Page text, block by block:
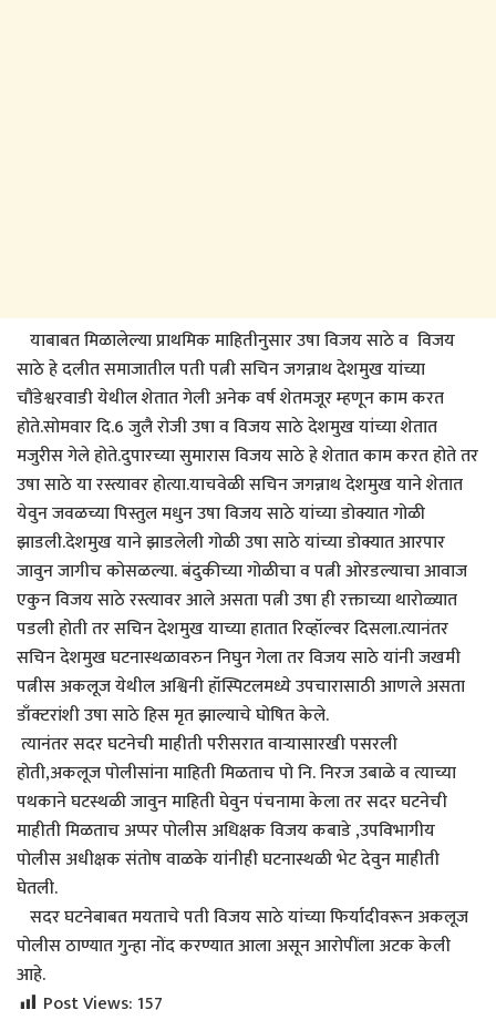
याबाबत मिळालेल्या प्राथमिक माहितीनुसार उषा विजय साठे व विजय
साठे हे दलीत समाजातील पती पत्नी सचिन जगन्नाथ देशमुख यांच्या
चौंडेश्वरवाडी येथील शेतात गेली अनेक वर्ष शेतमजूर म्हणून काम करत
होते.सोमवार दि.6 जुलै रोजी उषा व विजय साठे देशमुख यांच्या शेतात
मजुरीस गेले होते.दुपारच्या सुमारास विजय साठे हे शेतात काम करत होते तर
उषा साठे या रस्त्यावर होत्या.याचवेळी सचिन जगन्नाथ देशमुख याने शेतात
येवुन जवळच्या पिस्तुल मधुन उषा विजय साठे यांच्या डोक्यात गोळी
झाडली.देशमुख याने झाडलेली गोळी उषा साठे यांच्या डोक्यात आरपार
जावुन जागीच कोसळल्या. बंदुकीच्या गोळीचा व पत्नी ओरडल्याचा आवाज
एकुन विजय साठे रस्त्यावर आले असता पत्नी उषा ही रक्ताच्या थारोळ्यात
पडली होती तर सचिन देशमुख याच्या हातात रिव्हॉल्वर दिसला.त्यानंतर
सचिन देशमुख घटनास्थळावरुन निघुन गेला तर विजय साठे यांनी जखमी
पत्नीस अकलूज येथील अश्विनी हॉस्पिटलमध्ये उपचारासाठी आणले असता
डाँक्टरांशी उषा साठे हिस मृत झाल्याचे घोषित केले.
त्यानंतर सदर घटनेची माहीती परीसरात वाऱ्यासारखी पसरली
होती,अकलूज पोलीसांना माहिती मिळताच पो नि. निरज उबाळे व त्याच्या
पथकाने घटस्थळी जावुन माहिती घेवुन पंचनामा केला तर सदर घटनेची
माहीती मिळताच अप्पर पोलीस अधिक्षक विजय कबाडे ,उपविभागीय
पोलीस अधीक्षक संतोष वाळके यांनीही घटनास्थळी भेट देवुन माहीती
घेतली.
सदर घटनेबाबत मयताचे पती विजय साठे यांच्या फिर्यादीवरून अकलूज
पोलीस ठाण्यात गुन्हा नोंद करण्यात आला असून आरोपींला अटक केली
आहे.
Post Views: 157